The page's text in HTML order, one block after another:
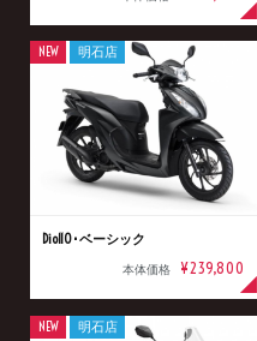
Dio110･ベーシック
本体価格 ¥239,800
NEW 明石店
NEW 明石店